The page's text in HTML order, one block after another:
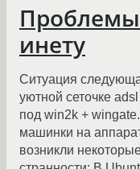
Проблемы
инету
Ситуация
уютной сеточке
под win2k +
машинки на
возникли